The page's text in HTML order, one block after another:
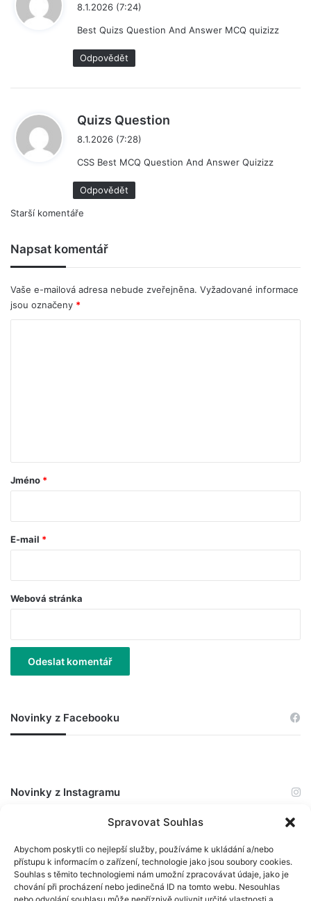
Spravovat Souhlas
Abychom poskytli co nejlepší služby, používáme k ukládání a/nebo
přístupu k informacím o zařízení, technologie jako jsou soubory cookies.
Souhlas s těmito technologiemi nám umožní zpracovávat údaje, jako je
chování při procházení nebo jedinečná ID na tomto webu. Nesouhlas
s
8.1.2026 (7:24)
Best Quizs Question And Answer MCQ quizizz
Odpovědět
Quizs Question
s
8.1.2026 (7:28)
CSS Best MCQ Question And Answer Quizizz
Odpovědět
Navigace
pro
komentáře
Starší komentáře
Napsat komentář
Vaše e-mailová adresa nebude zveřejněna. Vyžadované informace
jsou označeny *
ř
Jméno *
E-mail *
Webová stránka
Novinky z Facebooku
Novinky z Instagramu
options page > Integrations, to to refresh it.